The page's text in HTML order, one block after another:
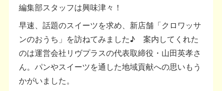
編集部スタッフは興味津々！
早速、話題のスイーツを求め、新店舗「クロワッサ
ンのおうち」を訪ねてみました♪ 案内してくれた
のは運営会社リヴプラスの代表取締役・山田英孝さ
ん。パンやスイーツを通した地域貢献への思いもう
かがいました。